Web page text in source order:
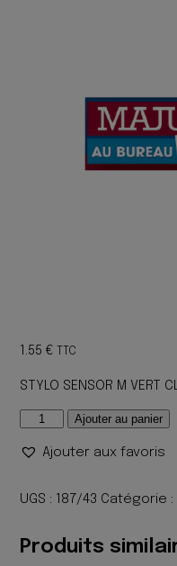
1.55€ TTC
STYLO SENSOR M VERT
quantité
STYLO
M
CLAIR
Ajouter au panier
Ajouter aux favoris
UGS : 187/43 Catégorie :
Produits